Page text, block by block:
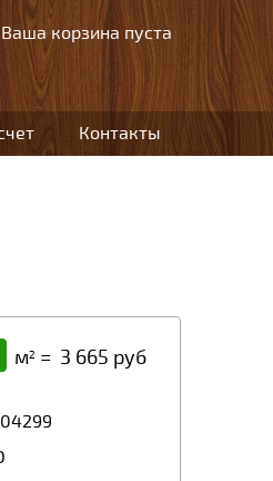
Ваша корзина пуста
Контакты
м2 = 3 665 руб